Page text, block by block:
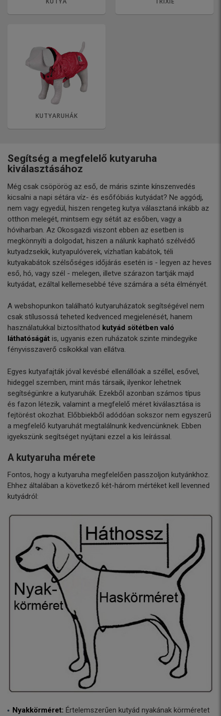
KUTYARUHÁK
Segítség a megfelelő kutyaruha
kiválasztásához
Még csak csöpörög az eső, de máris szinte kínszenvedés
kicsalni a napi sétára víz- és esőfóbiás kutyádat? Ne aggódj,
nem vagy egyedül, hiszen rengeteg kutya választaná inkább az
otthon melegét, mintsem egy sétát az esőben, vagy a
hóviharban. Az Okosgazdi viszont ebben az esetben is
megkönnyíti a dolgodat, hiszen a nálunk kapható szélvédő
kutyadzsekik, kutyapulóverek, vízhatlan kabátok, téli
kutyakabátok szélsőséges időjárás esetén is - legyen az heves
eső, hó, vagy szél - melegen, illetve szárazon tartják majd
kutyádat, ezáltal kellemesebbé téve számára a séta élményét.
A webshopunkon található kutyaruházatok segítségével nem
csak stílusossá teheted kedvenced megjelenését, hanem
használatukkal biztosíthatod kutyád sötétben való
láthatóságát is, ugyanis ezen ruházatok szinte mindegyike
fényvisszaverő csíkokkal van ellátva.
Egyes kutyafajták jóval kevésbé ellenállóak a széllel, esővel,
hideggel szemben, mint más társaik, ilyenkor lehetnek
segítségünkre a kutyaruhák. Ezekből azonban számos típus
és fazon létezik, valamint a megfelelő méret kiválasztása is
fejtörést okozhat. Előbbiekből adódóan sokszor nem egyszerű
a megfelelő kutyaruhát megtalálnunk kedvencünknek. Ebben
igyekszünk segítséget nyújtani ezzel a kis leírással.
A kutyaruha mérete
Fontos, hogy a kutyaruha megfelelően passzoljon kutyánkhoz.
Ehhez általában a következő két-három mértéket kell levenned
kutyádról:
Nyakkörméret: Értelemszerűen kutyád nyakának körméretet